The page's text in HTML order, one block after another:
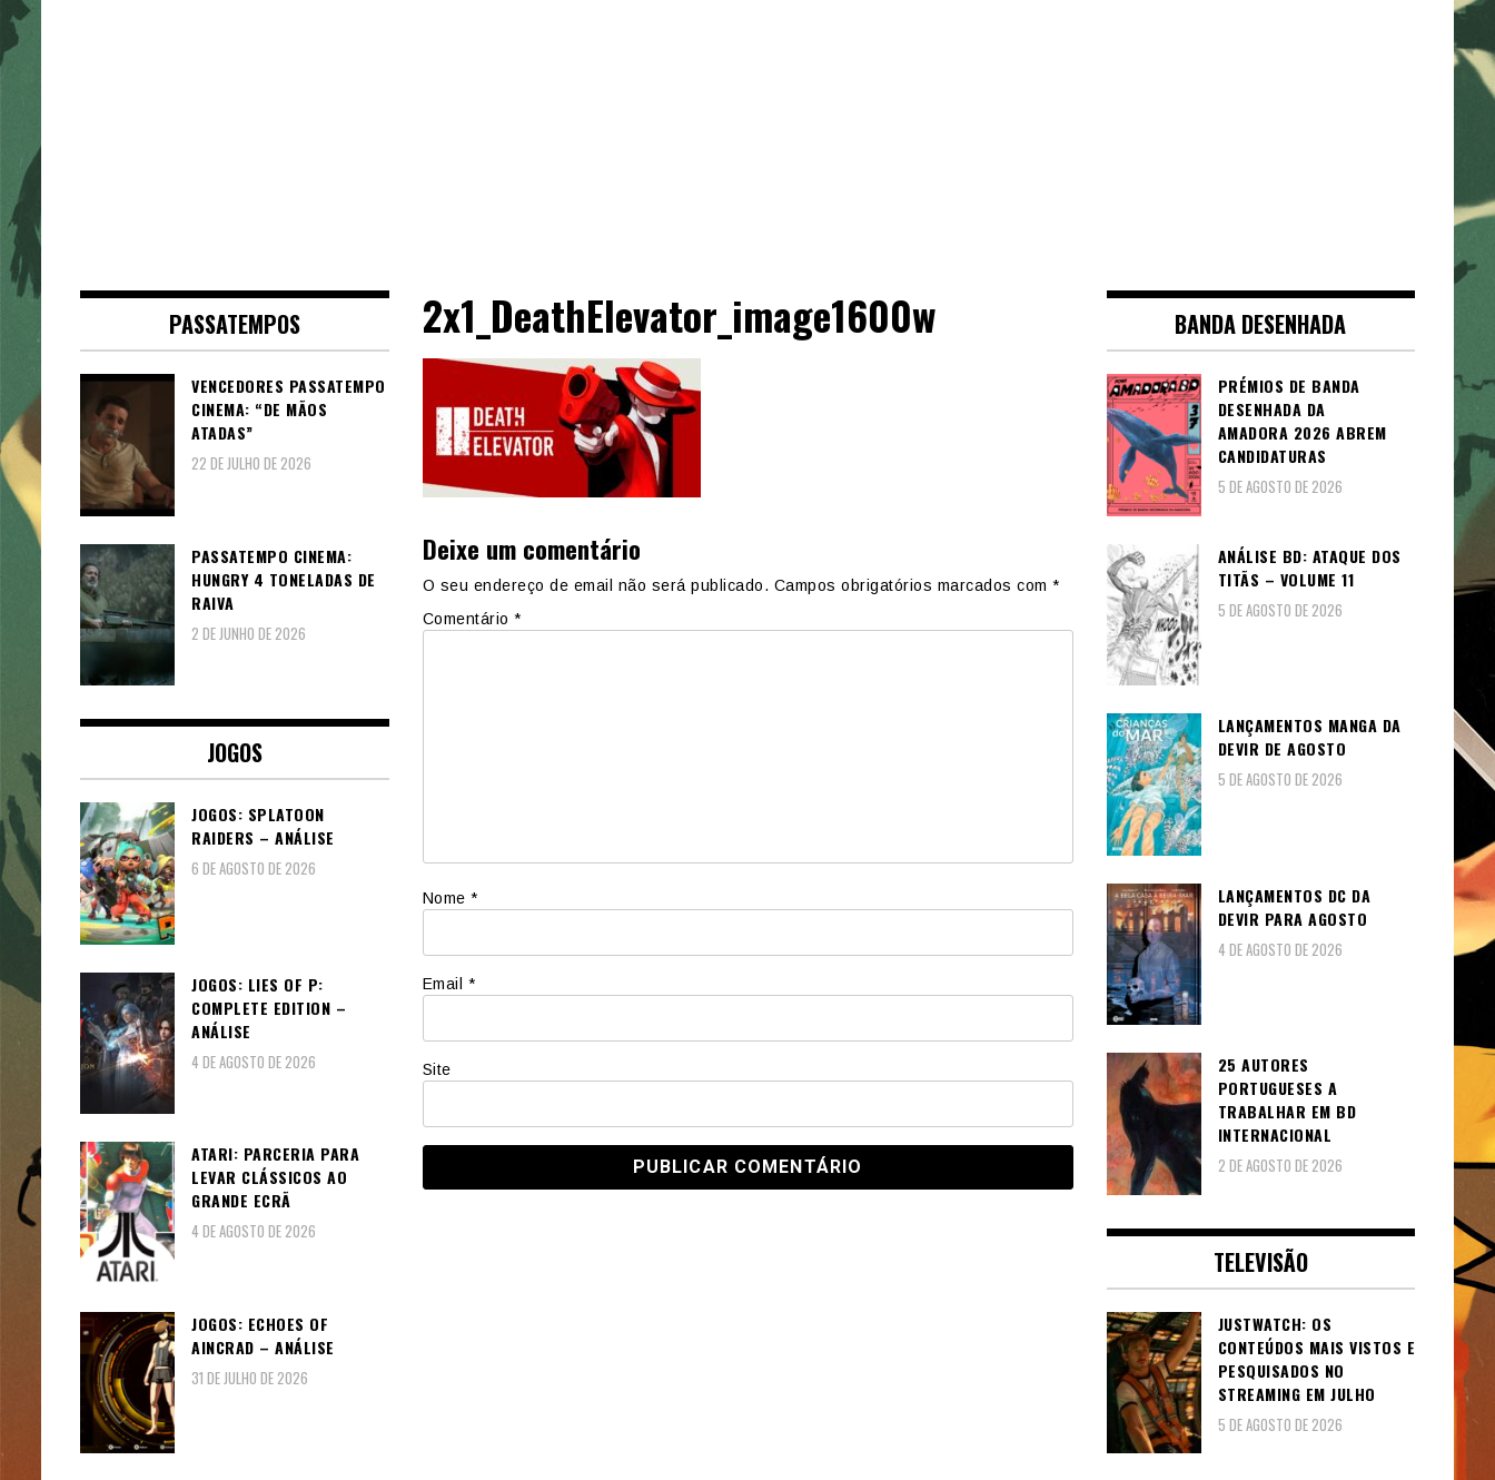
2x1_DeathElevator_image1600w
Deixe um comentário
O seu endereço de email não será publicado. Campos obrigatórios marcados com *
Comentário *
Nome *
Email *
Site
PASSATEMPOS
VENCEDORES PASSATEMPO
CINEMA: “DE MÃOS
ATADAS”
22 DE JULHO DE 2026
PASSATEMPO CINEMA:
HUNGRY 4 TONELADAS DE
RAIVA
2 DE JUNHO DE 2026
JOGOS
JOGOS: SPLATOON
RAIDERS – ANÁLISE
6 DE AGOSTO DE 2026
JOGOS: LIES OF P:
COMPLETE EDITION –
ANÁLISE
4 DE AGOSTO DE 2026
ATARI: PARCERIA PARA
LEVAR CLÁSSICOS AO
GRANDE ECRÃ
4 DE AGOSTO DE 2026
JOGOS: ECHOES OF
AINCRAD – ANÁLISE
31 DE JULHO DE 2026
BANDA DESENHADA
PRÉMIOS DE BANDA
DESENHADA DA
AMADORA 2026 ABREM
CANDIDATURAS
5 DE AGOSTO DE 2026
ANÁLISE BD: ATAQUE DOS
TITÃS – VOLUME 11
5 DE AGOSTO DE 2026
LANÇAMENTOS MANGA DA
DEVIR DE AGOSTO
5 DE AGOSTO DE 2026
LANÇAMENTOS DC DA
DEVIR PARA AGOSTO
4 DE AGOSTO DE 2026
25 AUTORES
PORTUGUESES A
TRABALHAR EM BD
INTERNACIONAL
2 DE AGOSTO DE 2026
TELEVISÃO
JUSTWATCH: OS
CONTEÚDOS MAIS VISTOS E
PESQUISADOS NO
STREAMING EM JULHO
5 DE AGOSTO DE 2026